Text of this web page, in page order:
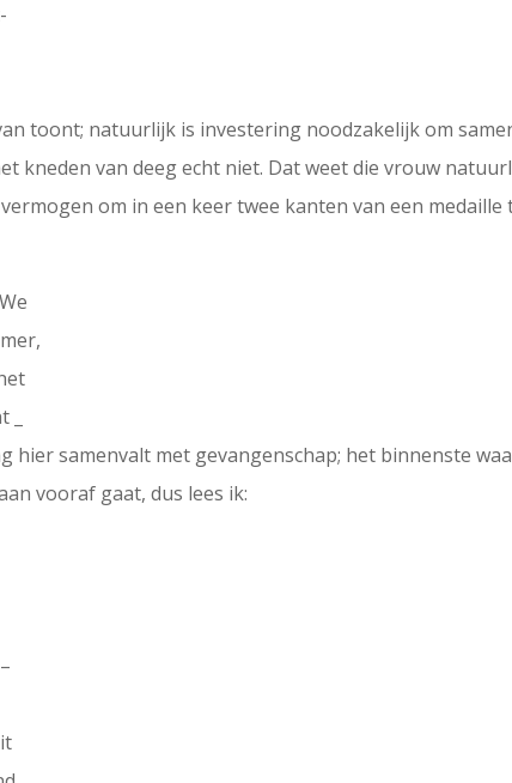
toont; natuurlijk is investering noodzakelijk om
kneden van deeg echt niet. Dat weet die vrouw
om in een keer twee kanten van een medaille
hier samenvalt met gevangenschap; het binnenste
vooraf gaat, dus lees ik: